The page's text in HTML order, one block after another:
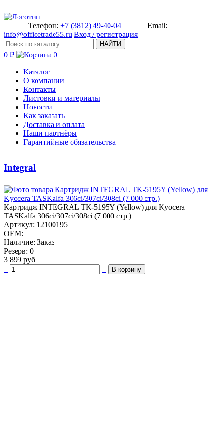
Телефон: +7 (3812) 49-40-04
Email:
info@officetrade55.ru Вход / регистрация
НАЙТИ
0 ₽ 0
Каталог
О компании
Контакты
Листовки и материалы
Новости
Как заказать
Доставка и оплата
Наши партнёры
Гарантийные обязательства
Integral
Картридж INTEGRAL TK-5195Y ­(Yellow) для Kyocera
TASKalfa ­306ci/307ci/308ci (7 000 стр.)­
Артикул: 12100195
OEM:
Наличие: Заказ
Резерв: 0
3 899 руб.
–
+ В корзину